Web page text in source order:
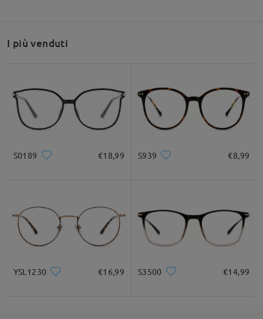
I più venduti
S0189 €18,99 S939 €8,99
YSL1230 €16,99 S3500 €14,99